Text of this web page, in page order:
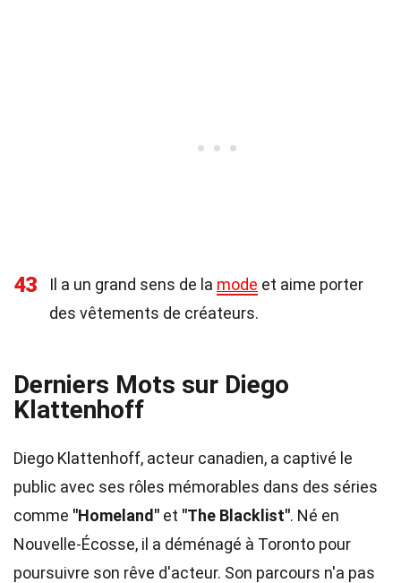
43 Il a un grand sens de la mode et aime porter
des vêtements de créateurs.
Derniers Mots sur Diego
Klattenhoff
Diego Klattenhoff, acteur canadien, a captivé le
public avec ses rôles mémorables dans des séries
comme "Homeland" et "The Blacklist". Né en
Nouvelle-Écosse, il a déménagé à Toronto pour
poursuivre son rêve d'acteur. Son parcours n'a pas